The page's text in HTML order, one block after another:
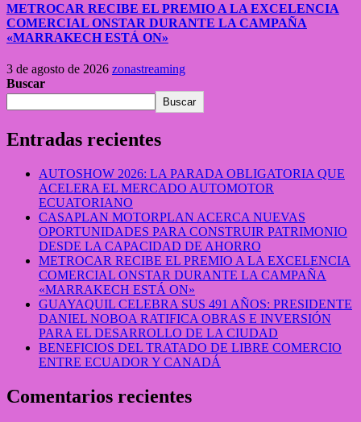
METROCAR RECIBE EL PREMIO A LA EXCELENCIA
COMERCIAL ONSTAR DURANTE LA CAMPAÑA
«MARRAKECH ESTÁ ON»
3 de agosto de 2026 zonastreaming
Buscar
Buscar
Entradas recientes
AUTOSHOW 2026: LA PARADA OBLIGATORIA QUE
ACELERA EL MERCADO AUTOMOTOR
ECUATORIANO
CASAPLAN MOTORPLAN ACERCA NUEVAS
OPORTUNIDADES PARA CONSTRUIR PATRIMONIO
DESDE LA CAPACIDAD DE AHORRO
METROCAR RECIBE EL PREMIO A LA EXCELENCIA
COMERCIAL ONSTAR DURANTE LA CAMPAÑA
«MARRAKECH ESTÁ ON»
GUAYAQUIL CELEBRA SUS 491 AÑOS: PRESIDENTE
DANIEL NOBOA RATIFICA OBRAS E INVERSIÓN
PARA EL DESARROLLO DE LA CIUDAD
BENEFICIOS DEL TRATADO DE LIBRE COMERCIO
ENTRE ECUADOR Y CANADÁ
Comentarios recientes